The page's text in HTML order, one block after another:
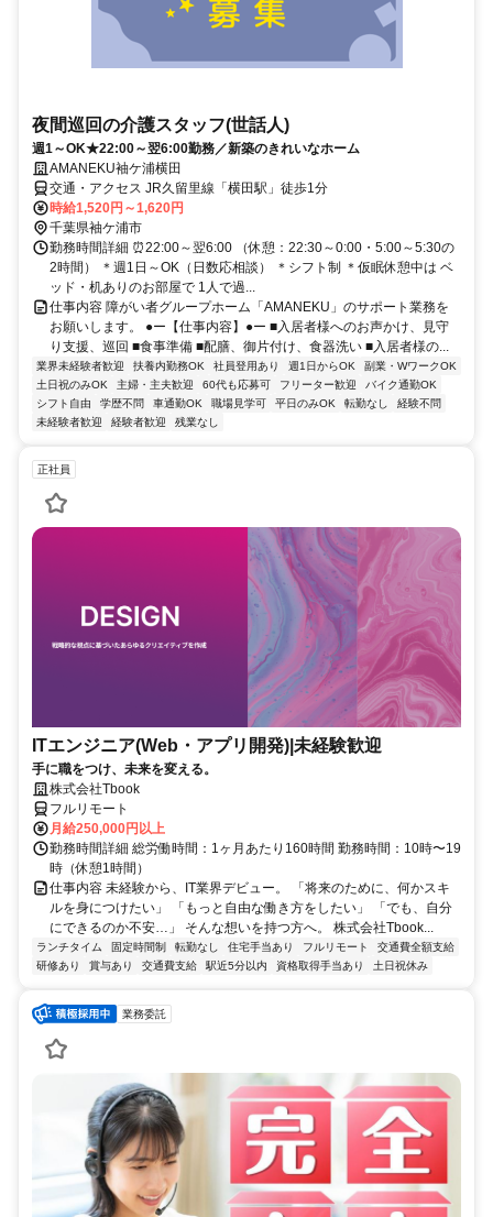
夜間巡回の介護スタッフ(世話人)
週1～OK★22:00～翌6:00勤務／新築のきれいなホーム
AMANEKU袖ケ浦横田
交通・アクセス JR久留里線「横田駅」徒歩1分
時給1,520円～1,620円
千葉県袖ケ浦市
勤務時間詳細 ⏰22:00～翌6:00 （休憩：22:30～0:00・5:00～5:30の
2時間） ＊週1日～OK（日数応相談） ＊シフト制 ＊仮眠休憩中は ベ
ッド・机ありのお部屋で 1人で過...
仕事内容 障がい者グループホーム「AMANEKU」のサポート業務を
お願いします。 ●ー【仕事内容】●ー ■入居者様へのお声かけ、見守
り支援、巡回 ■食事準備 ■配膳、御片付け、食器洗い ■入居者様の...
業界未経験者歓迎 扶養内勤務OK 社員登用あり 週1日からOK
副業・WワークOK
土日祝のみOK
主婦・主夫歓迎 60代も応募可 フリーター歓迎
バイク通勤OK
シフト自由
学歴不問 車通勤OK 職場見学可 平日のみOK 転勤なし
経験不問
未経験者歓迎
経験者歓迎 残業なし
正社員
ITエンジニア(Web・アプリ開発)|未経験歓迎
手に職をつけ、未来を変える。
株式会社Tbook
フルリモート
月給250,000円以上
勤務時間詳細 総労働時間：1ヶ月あたり160時間 勤務時間：10時〜19
時（休憩1時間）
仕事内容 未経験から、IT業界デビュー。 「将来のために、何かスキ
ルを身につけたい」 「もっと自由な働き方をしたい」 「でも、自分
にできるのか不安…」 そんな想いを持つ方へ。 株式会社Tbook...
ランチタイム 固定時間制 転勤なし 住宅手当あり フルリモート
交通費全額支給
研修あり
賞与あり 交通費支給 駅近5分以内 資格取得手当あり 土日祝休み
業務委託